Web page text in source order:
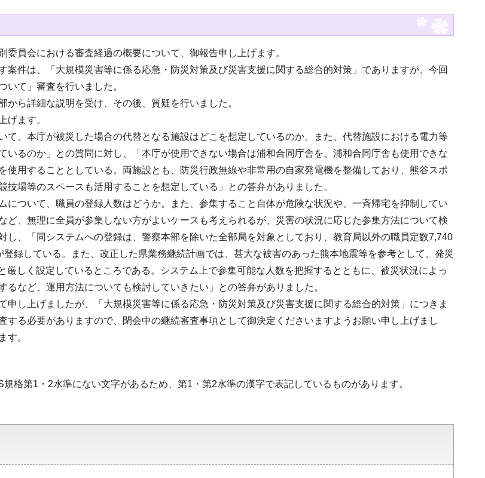
委員会における審査経過の概要について、御報告申し上げます。
案件は、「大規模災害等に係る応急・防災対策及び災害支援に関する総合的対策」でありますが、今回
いて」審査を行いました。
から詳細な説明を受け、その後、質疑を行いました。
げます。
て、本庁が被災した場合の代替となる施設はどこを想定しているのか。また、代替施設における電力等
いるのか」との質問に対し、「本庁が使用できない場合は浦和合同庁舎を、浦和合同庁舎も使用できな
使用することとしている。両施設とも、防災行政無線や非常用の自家発電機を整備しており、熊谷スポ
技場等のスペースも活用することを想定している」との答弁がありました。
について、職員の登録人数はどうか。また、参集すること自体が危険な状況や、一斉帰宅を抑制してい
ど、無理に全員が参集しない方がよいケースも考えられるが、災害の状況に応じた参集方法について検
し、「同システムへの登録は、警察本部を除いた全部局を対象としており、教育局以外の職員定数7,740
登録している。また、改正した県業務継続計画では、甚大な被害のあった熊本地震等を参考として、発災
厳しく設定しているところである。システム上で参集可能な人数を把握するとともに、被災状況によっ
るなど、運用方法についても検討していきたい」との答弁がありました。
申し上げましたが、「大規模災害等に係る応急・防災対策及び災害支援に関する総合的対策」につきま
する必要がありますので、閉会中の継続審査事項として御決定くださいますようお願い申し上げまし
す。
格第1・2水準にない文字があるため、第1・第2水準の漢字で表記しているものがあります。